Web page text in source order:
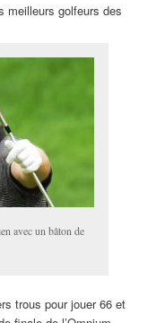
meilleurs golfeurs des
avec un bâton de
trous pour jouer 66 et